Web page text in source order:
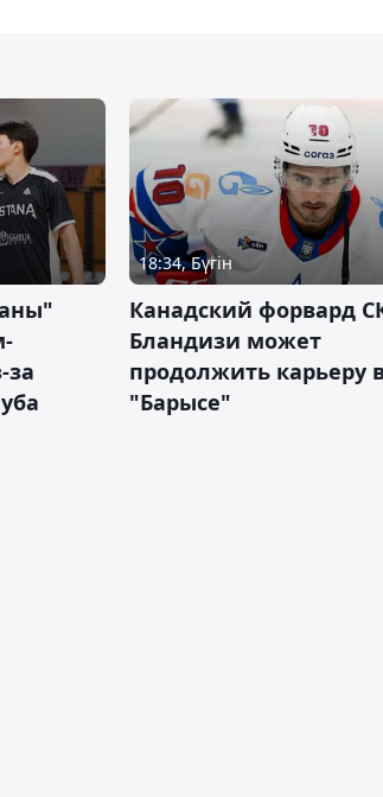
за
18:34, Бүгін
Канадский форвард
Бландизи может
продолжить карьеру
"Барысе"